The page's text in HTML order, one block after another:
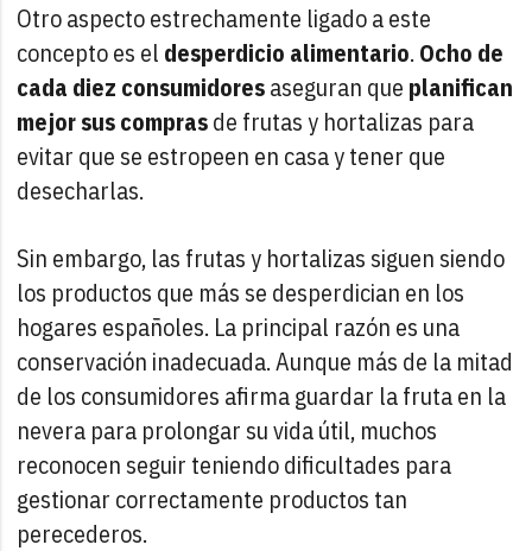
Otro aspecto estrechamente ligado a este
concepto es el desperdicio alimentario. Ocho de
cada diez consumidoresaseguran que planifican
mejor sus comprasde frutas y hortalizas para
evitar que se estropeen en casa y tener que
desecharlas.
Sin embargo, las frutas y hortalizas siguen siendo
los productos que más se desperdician en los
hogares españoles. La principal razón es una
conservación inadecuada. Aunque más de la mitad
de los consumidores afirma guardar la fruta en la
nevera para prolongar su vida útil, muchos
reconocen seguir teniendo dificultades para
gestionar correctamente productos tan
perecederos.